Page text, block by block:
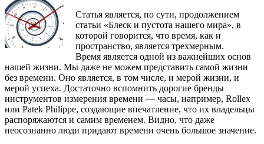
Статья является, по сути, продолжением
статьи «Блеск и пустота нашего мира», в
которой говорится, что время, как и
пространство, является трехмерным.
Время является одной из важнейших основ
нашей жизни. Мы даже не можем представить самой жизни
без времени. Оно является, в том числе, и мерой жизни, и
мерой успеха. Достаточно вспомнить дорогие бренды
инструментов измерения времени — часы, например, Rollex
или Patek Philippe, создающие впечатление, что их владельцы
распоряжаются и самим временем. Видно, что даже
неосознанно люди придают времени очень большое значение.